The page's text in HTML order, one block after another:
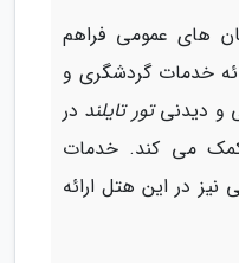
های عمومی فراهم
خدمات گردشگری و
و دیدنیتور تایلند در
می کند. خدمات
در این هتل ارائه